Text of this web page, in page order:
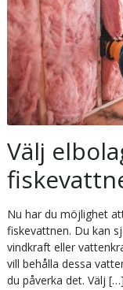
Välj
Nu har du möjlighet
fiskevattnen. Du kan
vindkraft eller
vill behålla dessa
du påverka det. Välj […]